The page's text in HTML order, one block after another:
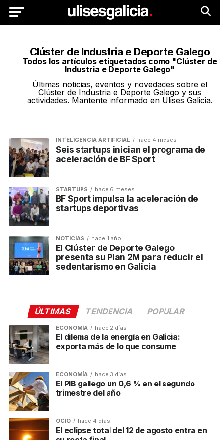
Clúster de Industria e Deporte Galego
Todos los artículos etiquetados como "Clúster de
Industria e Deporte Galego"
Últimas noticias, eventos y novedades sobre el
Clúster de Industria e Deporte Galego y sus
actividades. Mantente informado en Ulises Galicia.
INTELIGENCIA ARTIFICIAL hace 4 meses
Seis startups inician el programa de
aceleración de BF Sport
STARTUPS hace 6 meses
BF Sport impulsa la aceleración de
startups deportivas
NOTICIAS hace 1 año
El Clúster de Deporte Galego
presenta su Plan 2M para reducir el
sedentarismo en Galicia
ÚLTIMAS TENDENCIA POPULAR
ECONOMÍA hace 2 días
El dilema de la energía en Galicia:
exporta más de lo que consume
ECONOMÍA hace 3 días
El PIB gallego un 0,6 % en el segundo
trimestre del año
OCIO hace 4 días
El eclipse total del 12 de agosto entra en